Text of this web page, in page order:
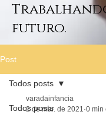
futuro.
Post
Todos posts
Todos posts
varadainfancia
2 de mar. de 2021 0 min